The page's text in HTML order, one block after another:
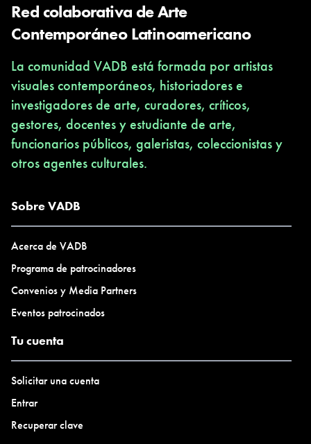
Red colaborativa de Arte
Contemporáneo Latinoamericano
La comunidad VADB está formada por artistas
visuales contemporáneos, historiadores e
investigadores de arte, curadores, críticos,
gestores, docentes y estudiante de arte,
funcionarios públicos, galeristas, coleccionistas y
otros agentes culturales.
Sobre VADB
Acerca de VADB
Programa de patrocinadores
Convenios y Media Partners
Eventos patrocinados
Tu cuenta
Solicitar una cuenta
Entrar
Recuperar clave